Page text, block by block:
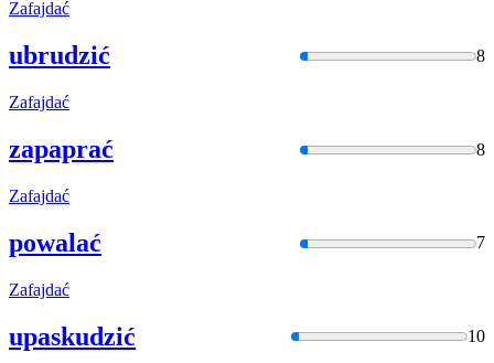
Zafajdać
ubrudzić 8
Zafajdać
zapaprać 8
Zafajdać
powalać 7
Zafajdać
upaskudzić 10